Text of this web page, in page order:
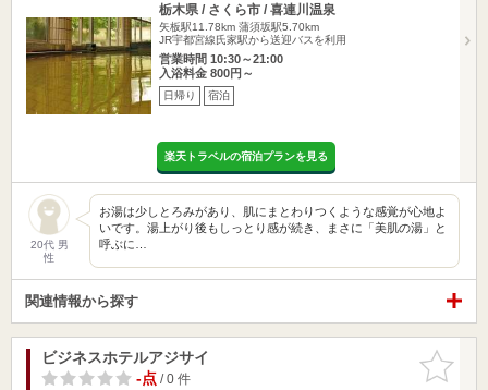
栃木県 / さくら市 / 喜連川温泉
矢板駅11.78km 蒲須坂駅5.70km
JR宇都宮線氏家駅から送迎バスを利用
営業時間 10:30～21:00
入浴料金 800円～
日帰り 宿泊
楽天トラベルの宿泊プランを見る
20代 男
性
お湯は少しとろみがあり、肌にまとわりつくような感覚が心地よ
いです。湯上がり後もしっとり感が続き、まさに「美肌の湯」と
呼ぶに…
関連情報から探す
お気に入
りに追加
ビジネスホテルアジサイ
-点/ 0 件